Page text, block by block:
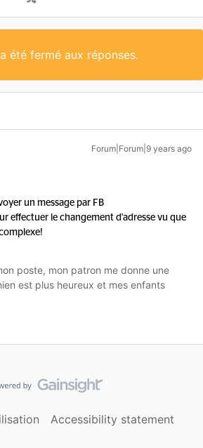
été fermé aux réponses.
Forum|Forum|9 years ago
un message par FB
effectuer le changement d'adresse vu que
poste, mon patron me donne une
est plus heureux et mes enfants
Accessibility statement